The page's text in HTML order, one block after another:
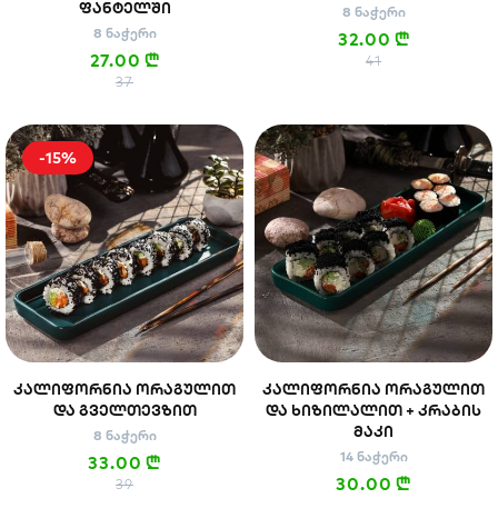
ᲤᲐᲜᲢᲔᲚᲨᲘ
8 ნაჭერი
27.00 n
37
8 ნაჭერი
32.00 n
41
-15%
ᲙᲐᲚᲘᲤᲝᲠᲜᲘᲐ ᲝᲠᲐᲒᲣᲚᲘᲗ
ᲓᲐ ᲒᲕᲔᲚᲗᲔᲕᲖᲘᲗ
8 ნაჭერი
33.00 n
39
ᲙᲐᲚᲘᲤᲝᲠᲜᲘᲐ ᲝᲠᲐᲒᲣᲚᲘᲗ
ᲓᲐ ᲮᲘᲖᲘᲚᲐᲚᲘᲗ + ᲙᲠᲐᲑᲘᲡ
ᲛᲐᲙᲘ
14 ნაჭერი
30.00 n